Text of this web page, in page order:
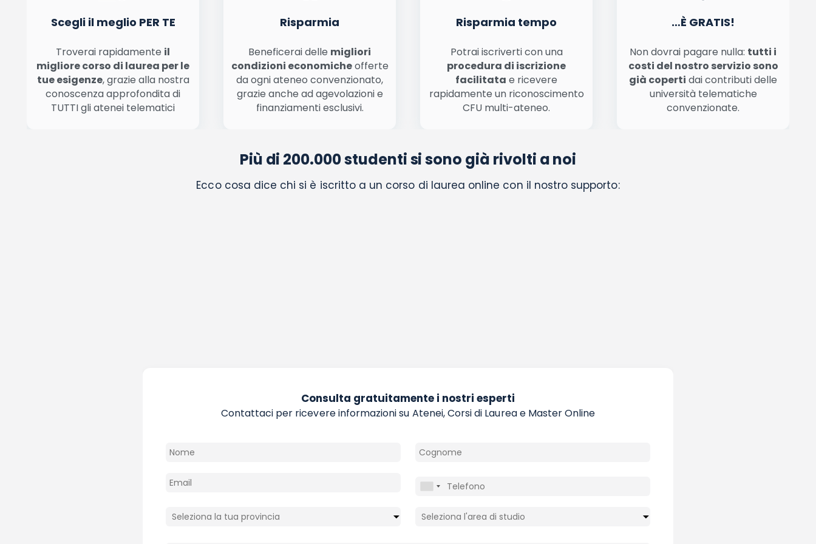
Scegli il meglio PER TE
Troverai rapidamente il
migliore corso di laurea per le
tue esigenze, grazie alla nostra
conoscenza approfondita di
TUTTI gli atenei telematici
Risparmia
Beneficerai delle migliori
condizioni economicheofferte
da ogni ateneo convenzionato,
grazie anche ad agevolazioni e
finanziamenti esclusivi.
Risparmia tempo
Potrai iscriverti con una
procedura di iscrizione
facilitata e ricevere
rapidamente un riconoscimento
CFU multi-ateneo.
…È GRATIS!
Non dovrai pagare nulla: tutti i
costi del nostro servizio sono
già coperti dai contributi delle
università telematiche
convenzionate.
Più di 200.000 studenti si sono già rivolti a noi
Ecco cosa dice chi si è iscritto a un corso di laurea online con il nostro supporto:
Consulta gratuitamente i nostri esperti
Contattaci per ricevere informazioni su Atenei, Corsi di Laurea e Master Online